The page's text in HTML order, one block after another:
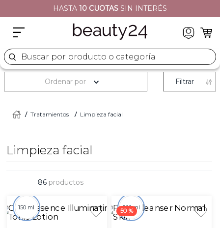
HASTA 10 CUOTAS SIN INTERÉS
Buscar por producto o categoría
Tratamientos Limpieza facial
Limpieza facial
Ordenar por Filtrar
86 productos
150 ml 50 %
200 ml
naj oleari
5. versace